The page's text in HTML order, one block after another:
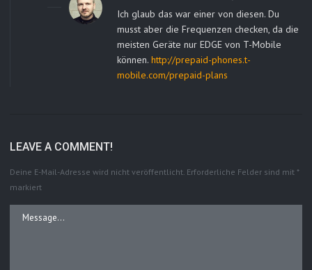
Ich glaub das war einer von diesen. Du
musst aber die Frequenzen checken, da die
meisten Geräte nur EDGE von T-Mobile
können. http://prepaid-phones.t-
mobile.com/prepaid-plans
LEAVE A COMMENT!
Deine E-Mail-Adresse wird nicht veröffentlicht. Erforderliche Felder sind mit *
markiert